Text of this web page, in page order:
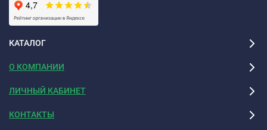
КАТАЛОГ
О КОМПАНИИ
ЛИЧНЫЙ КАБИНЕТ
КОНТАКТЫ